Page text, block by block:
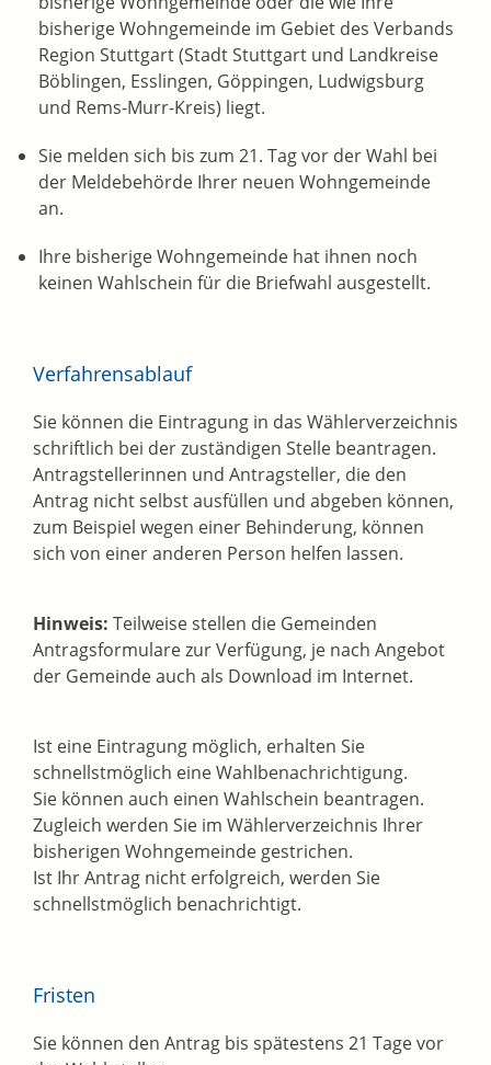
bisherige Wohngemeinde im Gebiet des Verbands
Region Stuttgart(Stadt Stuttgart und Landkreise
Böblingen, Esslingen, Göppingen, Ludwigsburg
und Rems-Murr-Kreis) liegt.
Sie melden sich bis zum 21. Tag vor der Wahl bei
der Meldebehörde Ihrer neuen Wohngemeinde
an.
Ihre bisherige Wohngemeinde hat ihnen noch
keinen Wahlschein für die Briefwahl ausgestellt.
Verfahrensablauf
Sie können die Eintragung in das Wählerverzeichnis
schriftlich bei der zuständigen Stelle beantragen.
Antragstellerinnen und Antragsteller, die den
Antrag nicht selbst ausfüllen und abgeben können,
zum Beispiel wegen einer Behinderung, können
sich von einer anderen Person helfen lassen.
Hinweis: Teilweise stellen die Gemeinden
Antragsformulare zur Verfügung, je nach Angebot
der Gemeinde auch als Download im Internet.
Ist eine Eintragung möglich, erhalten Sie
schnellstmöglich eine Wahlbenachrichtigung.
Sie können auch einen Wahlschein beantragen.
Zugleich werden Sie im Wählerverzeichnis Ihrer
bisherigen Wohngemeinde gestrichen.
Ist Ihr Antrag nicht erfolgreich, werden Sie
schnellstmöglich benachrichtigt.
Fristen
Sie können den Antrag bis spätestens 21 Tage vor